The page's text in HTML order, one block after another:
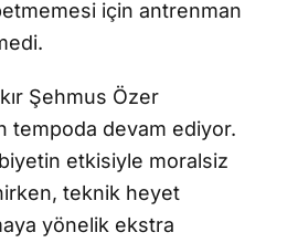
için antrenman
Şehmus Özer
tempoda devam ediyor.
etkisiyle moralsiz
teknik heyet
yönelik ekstra